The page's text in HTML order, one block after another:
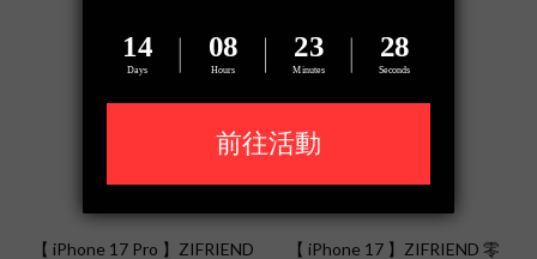
【 iPhone 17 Pro 】ZIFRIEND
【 iPhone 17 】ZIFRIEND 零